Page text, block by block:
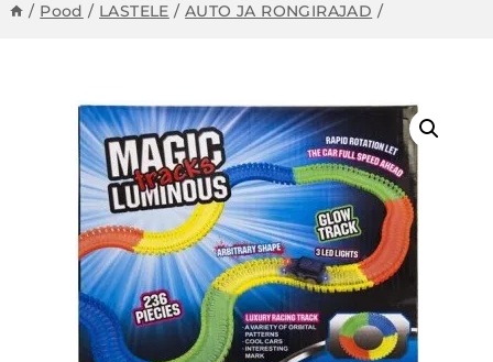
/ Pood / LASTELE / AUTO JA RONGIRAJAD /